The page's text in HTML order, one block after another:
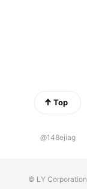
Top
@148ejiag
© LY Corporation